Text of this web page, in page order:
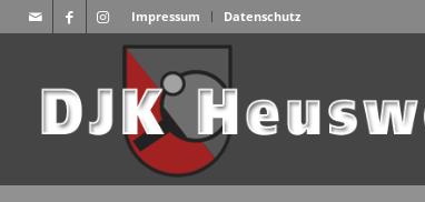
Impressum Datenschutz